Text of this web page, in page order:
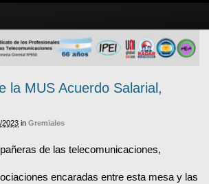
la MUS Acuerdo Salarial,
2023 in Gremiales
de las telecomunicaciones,
encaradas entre esta mesa y las